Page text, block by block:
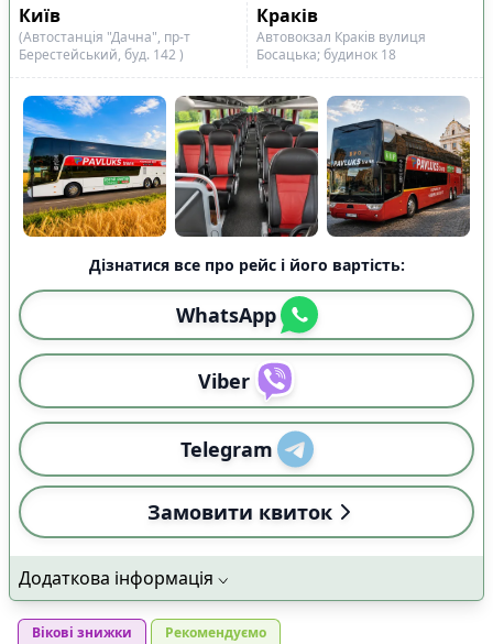
Київ
Краків
(Автостанція "Дачна", пр-т
Берестейський, буд. 142 )
Автовокзал Краків вулиця
Босацька; будинок 18
Дізнатися все про рейс і його вартість:
WhatsApp
Viber
Telegram
Замовити квиток
Додаткова інформація
Вікові знижки
Рекомендуємо